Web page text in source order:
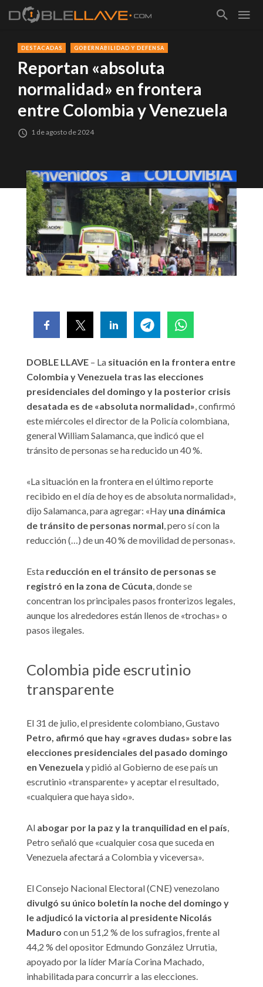
DESTACADAS GOBERNABILIDAD Y DEFENSA
Reportan «absoluta
normalidad» en frontera
entre Colombia y Venezuela
1 de agosto de 2024
DOBLE LLAVE – La situación en la frontera entre
Colombia y Venezuela tras las elecciones
presidenciales del domingo y la posterior crisis
desatada es de «absoluta normalidad», confirmó
este miércoles el director de la Policía colombiana,
general William Salamanca, que indicó que el
tránsito de personas se ha reducido un 40 %.
«La situación en la frontera en el último reporte
recibido en el día de hoy es de absoluta normalidad»,
dijo Salamanca, para agregar: «Hay una dinámica
de tránsito de personas normal, pero sí con la
reducción (…) de un 40 % de movilidad de personas».
Esta reducción en el tránsito de personas se
registró en la zona de Cúcuta, donde se
concentran los principales pasos fronterizos legales,
aunque los alrededores están llenos de «trochas» o
pasos ilegales.
Colombia pide escrutinio
transparente
El 31 de julio, el presidente colombiano, Gustavo
Petro, afirmó que hay «graves dudas» sobre las
elecciones presidenciales del pasado domingo
en Venezuela y pidió al Gobierno de ese país un
escrutinio «transparente» y aceptar el resultado,
«cualquiera que haya sido».
Al abogar por la paz y la tranquilidad en el país,
Petro señaló que «cualquier cosa que suceda en
Venezuela afectará a Colombia y viceversa».
El Consejo Nacional Electoral (CNE) venezolano
divulgó su único boletín la noche del domingo y
le adjudicó la victoria al presidente Nicolás
Maduro con un 51,2 % de los sufragios, frente al
44,2 % del opositor Edmundo González Urrutia,
apoyado por la líder María Corina Machado,
inhabilitada para concurrir a las elecciones.